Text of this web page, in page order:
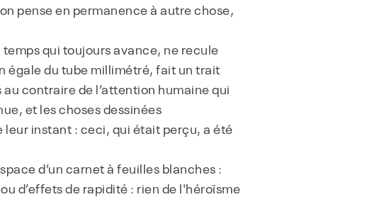
pense en permanence à autre chose,
qui toujours avance, ne recule
égale du tube millimétré, fait un trait
contraire de l’attention humaine qui
et les choses dessinées
instant : ceci, qui était perçu, a été
d’un carnet à feuilles blanches :
d’effets de rapidité : rien de l'héroïsme